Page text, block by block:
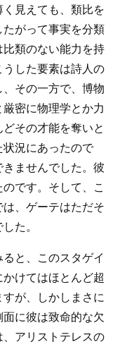
見えても、類比を
がって事実を分類
比類のない能力を持
した要素は詩人の
その一方で、博物
密に物理学とか力
その才能を奪いと
状況にあったので
ませんでした。彼
です。そして、こ
、ゲーテはただそ
た。
と、このスタゲイ
けてはほとんど超
が、しかしまさに
に彼は致命的な欠
アリストテレスの